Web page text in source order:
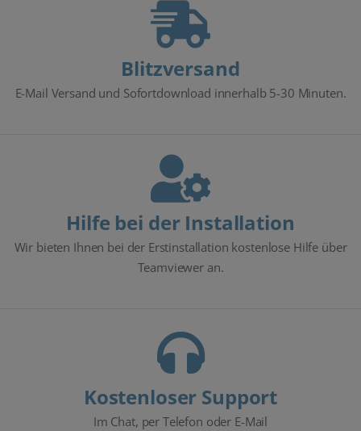
Blitzversand
E-Mail Versand und Sofortdownload innerhalb 5-30 Minuten.
Hilfe bei der Installation
Wir bieten Ihnen bei der Erstinstallation kostenlose Hilfe über
Teamviewer an.
Kostenloser Support
Im Chat, per Telefon oder E-Mail